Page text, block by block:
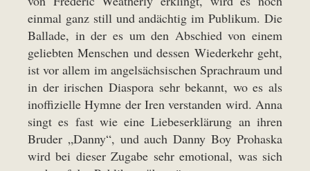
einmal ganz still und andächtig im Publikum. Die
Ballade, in der es um den Abschied von einem
geliebten Menschen und dessen Wiederkehr geht,
ist vor allem im angelsächsischen Sprachraum und
in der irischen Diaspora sehr bekannt, wo es als
inoffizielle Hymne der Iren verstanden wird. Anna
singt es fast wie eine Liebeserklärung an ihren
Bruder „Danny“, und auch Danny Boy Prohaska
wird bei dieser Zugabe sehr emotional, was sich